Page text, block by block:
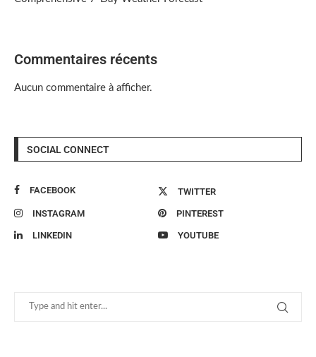
Commentaires récents
Aucun commentaire à afficher.
SOCIAL CONNECT
FACEBOOK TWITTER
INSTAGRAM PINTEREST
LINKEDIN YOUTUBE